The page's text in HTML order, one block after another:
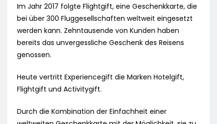
Im Jahr 2017 folgte Flightgift, eine Geschenkkarte, die
bei über 300 Fluggesellschaften weltweit eingesetzt
werden kann. Zehntausende von Kunden haben
bereits das unvergessliche Geschenk des Reisens
genossen.
Heute vertritt Experiencegift die Marken Hotelgift,
Flightgift und Activitygift.
Durch die Kombination der Einfachheit einer